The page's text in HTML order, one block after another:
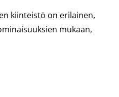
kiinteistö on erilainen,
mukaan,